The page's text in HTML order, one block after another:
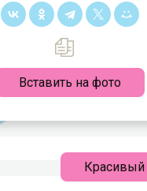
Вставить на фото